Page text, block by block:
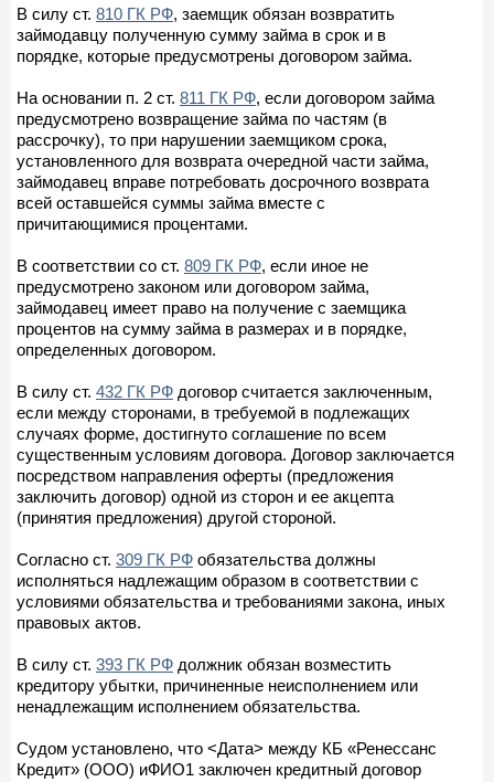
В силу ст. 810 ГК РФ, заемщик обязан возвратить
займодавцу полученную сумму займа в срок и в
порядке, которые предусмотрены договором займа.
На основании п. 2 ст. 811 ГК РФ, если договором займа
предусмотрено возвращение займа по частям (в
рассрочку), то при нарушении заемщиком срока,
установленного для возврата очередной части займа,
займодавец вправе потребовать досрочного возврата
всей оставшейся суммы займа вместе с
причитающимися процентами.
В соответствии со ст. 809 ГК РФ, если иное не
предусмотрено законом или договором займа,
займодавец имеет право на получение с заемщика
процентов на сумму займа в размерах и в порядке,
определенных договором.
В силу ст. 432 ГК РФ договор считается заключенным,
если между сторонами, в требуемой в подлежащих
случаях форме, достигнуто соглашение по всем
существенным условиям договора. Договор заключается
посредством направления оферты (предложения
заключить договор) одной из сторон и ее акцепта
(принятия предложения) другой стороной.
Согласно ст. 309 ГК РФ обязательства должны
исполняться надлежащим образом в соответствии с
условиями обязательства и требованиями закона, иных
правовых актов.
В силу ст. 393 ГК РФ должник обязан возместить
кредитору убытки, причиненные неисполнением или
ненадлежащим исполнением обязательства.
Судом установлено, что <Дата> между КБ «Ренессанс
Кредит» (ООО) иФИО1 заключен кредитный договор